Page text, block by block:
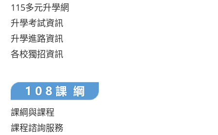
115多元升學網
升學考試資訊
升學進路資訊
各校獨招資訊
課綱與課程
課程諮詢服務